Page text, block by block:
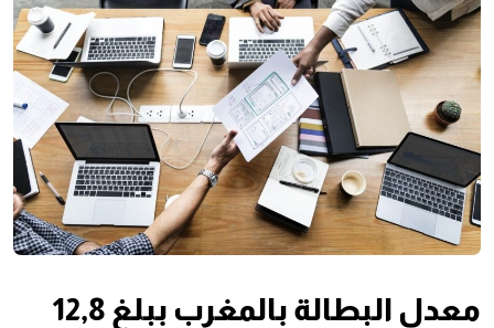
معدل البطالة بالمغرب ببلغ 12,8